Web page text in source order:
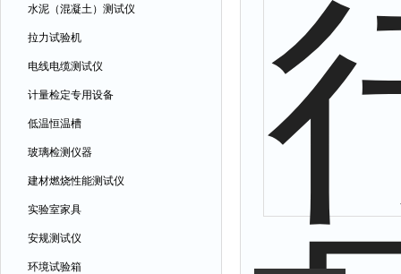
水泥（混凝土）测试仪
拉力试验机
电线电缆测试仪
计量检定专用设备
低温恒温槽
玻璃检测仪器
建材燃烧性能测试仪
实验室家具
安规测试仪
环境试验箱